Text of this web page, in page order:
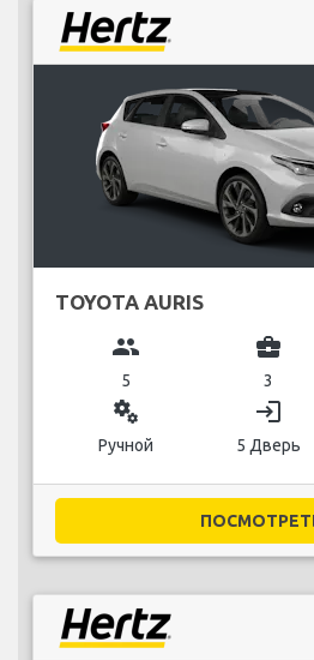
TOYOTA AURIS
group
5
business_center
3
miscellaneous_services
Ручной
login
5 Дверь